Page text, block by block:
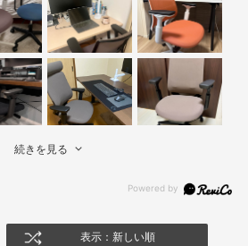
続きを見る
表示：新しい順